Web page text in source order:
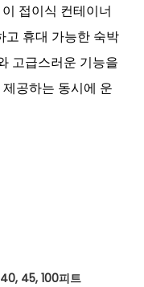
접이식 컨테이너
고 휴대 가능한 숙박
고급스러운 기능을
공하는 동시에 운
45, 100피트